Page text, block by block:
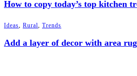
How to copy today’s top kitchen
Ideas, Rural, Trends
Add a layer of decor with area